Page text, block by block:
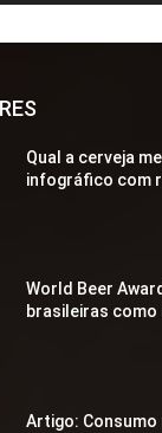
Qual a cerveja
infográfico com
World Beer
brasileiras
Artigo: